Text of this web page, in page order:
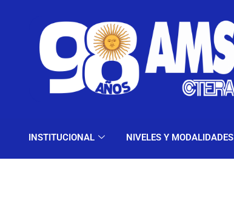
INSTITUCIONAL NIVELES Y MODALIDADES
INSTITUCIONAL